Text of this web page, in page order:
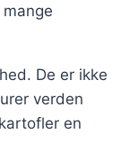
De er ikke
verden
en